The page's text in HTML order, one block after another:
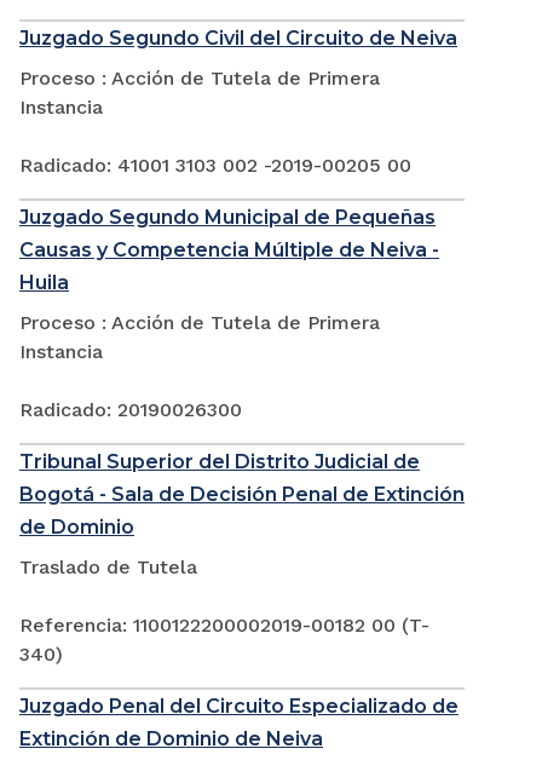
Juzgado Segundo Civil del Circuito de Neiva
Proceso : Acción de Tutela de Primera
Instancia
Radicado: 41001 3103 002 -2019-00205 00
Juzgado Segundo Municipal de Pequeñas
Causas y Competencia Múltiple de Neiva -
Huila
Proceso : Acción de Tutela de Primera
Instancia
Radicado: 20190026300
Tribunal Superior del Distrito Judicial de
Bogotá - Sala de Decisión Penal de Extinción
de Dominio
Traslado de Tutela
Referencia: 1100122200002019-00182 00 (T-
340)
Juzgado Penal del Circuito Especializado de
Extinción de Dominio de Neiva